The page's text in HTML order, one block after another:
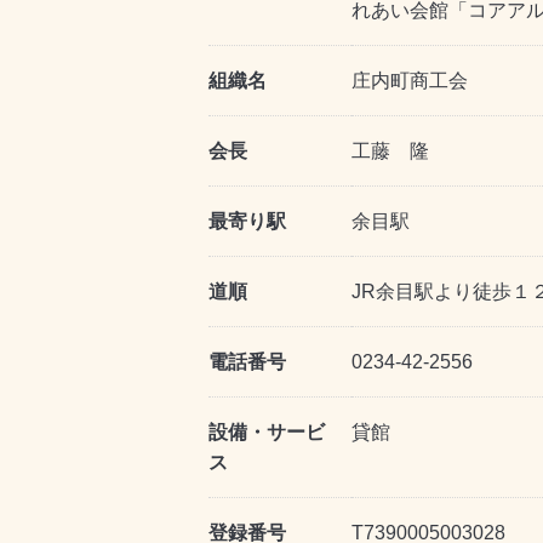
れあい会館「コアアル
組織名 庄内町商工会
会長 工藤 隆
最寄り駅 余目駅
道順 JR余目駅より徒歩１
電話番号 0234-42-2556
設備・サービ
ス
貸館
登録番号 T7390005003028